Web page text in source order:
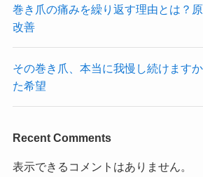
巻き爪の痛みを繰り返す理由とは？
改善
その巻き爪、本当に我慢し続けます
た希望
Recent Comments
表示できるコメントはありません。